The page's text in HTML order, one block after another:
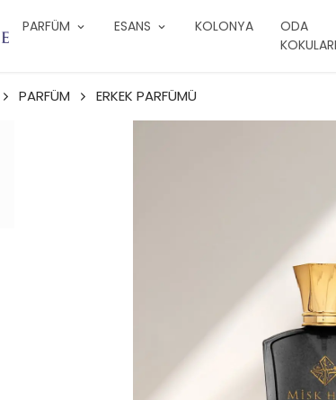
PARFÜM ESANS KOLONYA
ODA
KOKULARI
PARFÜM ERKEK PARFÜMÜ